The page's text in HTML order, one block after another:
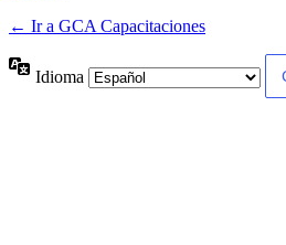
← Ir a GCA Capacitaciones
Idioma